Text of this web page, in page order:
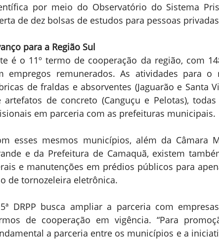
por meio do Observatório do Sistema
de dez bolsas de estudos para pessoas
para a Região Sul
é o 11º termo de cooperação da região, com
empregos remunerados. As atividades para o
de fraldas e absorventes (Jaguarão e Santa
artefatos de concreto (Canguçu e Pelotas),
em parceria com as prefeituras municipais.
esses mesmos municípios, além da Câmara
e da Prefeitura de Camaquã, existem
e manutenções em prédios públicos para
de tornozeleira eletrônica.
DRPP busca ampliar a parceria com
de cooperação em vigência. “Para
a parceria entre os municípios e a